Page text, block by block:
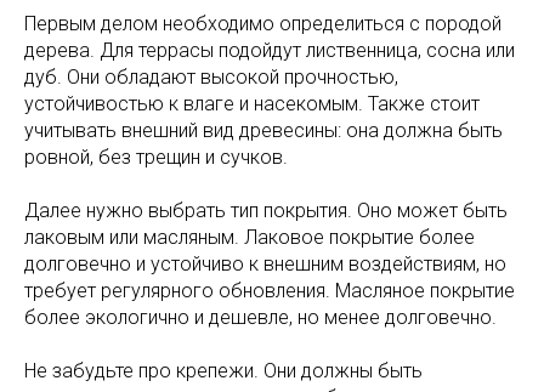
Первым делом необходимо определиться с породой
дерева. Для террасы подойдут лиственница, сосна или
дуб. Они обладают высокой прочностью,
устойчивостью к влаге и насекомым. Также стоит
учитывать внешний вид древесины: она должна быть
ровной, без трещин и сучков.
Далее нужно выбрать тип покрытия. Оно может быть
лаковым или масляным. Лаковое покрытие более
долговечно и устойчиво к внешним воздействиям, но
требует регулярного обновления. Масляное покрытие
более экологично и дешевле, но менее долговечно.
Не забудьте про крепежи. Они должны быть